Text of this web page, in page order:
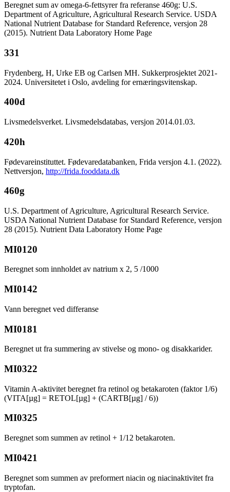
Beregnet sum av omega-6-fettsyrer fra referanse 460g: U.S.
Department of Agriculture, Agricultural Research Service. USDA
National Nutrient Database for Standard Reference, versjon 28
(2015). Nutrient Data Laboratory Home Page
331
Frydenberg, H, Urke EB og Carlsen MH. Sukkerprosjektet 2021-
2024. Universitetet i Oslo, avdeling for ernæringsvitenskap.
400d
Livsmedelsverket. Livsmedelsdatabas, versjon 2014.01.03.
420h
Fødevareinstituttet. Fødevaredatabanken, Frida versjon 4.1. (2022).
Nettversjon, http://frida.fooddata.dk
460g
U.S. Department of Agriculture, Agricultural Research Service.
USDA National Nutrient Database for Standard Reference, versjon
28 (2015). Nutrient Data Laboratory Home Page
MI0120
Beregnet som innholdet av natrium x 2, 5 /1000
MI0142
Vann beregnet ved differanse
MI0181
Beregnet ut fra summering av stivelse og mono- og disakkarider.
MI0322
Vitamin A-aktivitet beregnet fra retinol og betakaroten (faktor 1/6)
(VITA[µg] = RETOL[µg] + (CARTB[µg] / 6))
MI0325
Beregnet som summen av retinol + 1/12 betakaroten.
MI0421
Beregnet som summen av preformert niacin og niacinaktivitet fra
tryptofan.